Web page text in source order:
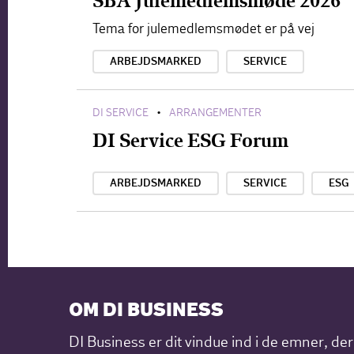
Tema for julemedlemsmødet er på vej
ARBEJDSMARKED SERVICE
DI SERVICE • ARRANGEMENTER
DI Service ESG Forum
ARBEJDSMARKED SERVICE ESG
OM DI BUSINESS
DI Business er dit vindue ind i de emner,